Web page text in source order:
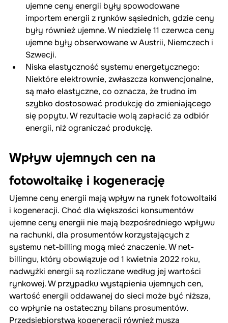
ujemne ceny energii były spowodowane
importem energii z rynków sąsiednich, gdzie ceny
były również ujemne. W niedzielę 11 czerwca ceny
ujemne były obserwowane w Austrii, Niemczech i
Szwecji.
Niska elastyczność systemu energetycznego:
Niektóre elektrownie, zwłaszcza konwencjonalne,
są mało elastyczne, co oznacza, że trudno im
szybko dostosować produkcję do zmieniającego
się popytu. W rezultacie wolą zapłacić za odbiór
energii, niż ograniczać produkcję.
Wpływ ujemnych cen na
fotowoltaikę i kogenerację
Ujemne ceny energii mają wpływ na rynek fotowoltaiki
i kogeneracji. Choć dla większości konsumentów
ujemne ceny energii nie mają bezpośredniego wpływu
na rachunki, dla prosumentów korzystających z
systemu net-billing mogą mieć znaczenie. W net-
billingu, który obowiązuje od 1 kwietnia 2022 roku,
nadwyżki energii są rozliczane według jej wartości
rynkowej. W przypadku wystąpienia ujemnych cen,
wartość energii oddawanej do sieci może być niższa,
co wpłynie na ostateczny bilans prosumentów.
Przedsiębiorstwa kogeneracji również muszą